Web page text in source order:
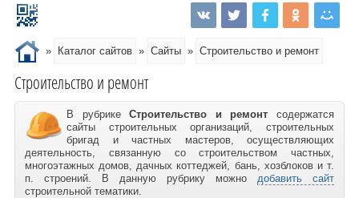
» Каталог сайтов » Сайты » Строительство и ремонт
Строительство и ремонт
В рубрикеСтроительство и ремонт содержатся
сайты строительных организаций, строительных
бригад и частных мастеров, осуществляющих
деятельность, связанную со строительством частных,
многоэтажных домов, дачных коттеджей, бань, хозблоков и т.
п. строений. В данную рубрику можно добавить сайт
строительной тематики.